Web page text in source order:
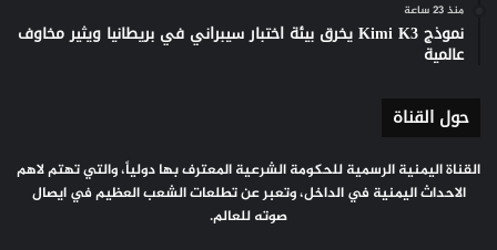
منذ 23 ساعة
نموذج Kimi K3 يخرق بيئة اختبار سيبراني في بريطانيا ويثير مخاوف
عالمية
حول القناة
القناة اليمنية الرسمية للحكومة الشرعية المعترف بها دولياً، والتي تهتم لاهم
الاحداث اليمنية في الداخل، وتعبر عن تطلعات الشعب العظيم في ايصال
صوته للعالم.